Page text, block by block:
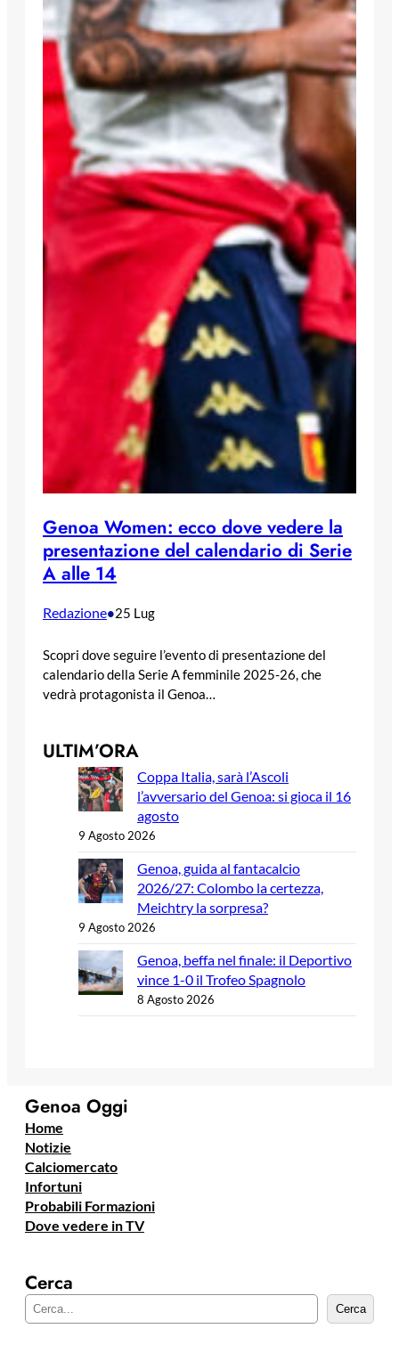
Genoa Women: ecco dove vedere la
presentazione del calendario di Serie
A alle 14
Redazione•25 Lug
Scopri dove seguire l’evento di presentazione del
calendario della Serie A femminile 2025-26, che
vedrà protagonista il Genoa…
ULTIM’ORA
Coppa Italia, sarà l’Ascoli
l’avversario del Genoa: si gioca il 16
agosto
9 Agosto 2026
Genoa, guida al fantacalcio
2026/27: Colombo la certezza,
Meichtry la sorpresa?
9 Agosto 2026
Genoa, beffa nel finale: il Deportivo
vince 1-0 il Trofeo Spagnolo
8 Agosto 2026
Genoa Oggi
Home
Notizie
Calciomercato
Infortuni
Probabili Formazioni
Dove vedere in TV
Cerca
e
Cerca